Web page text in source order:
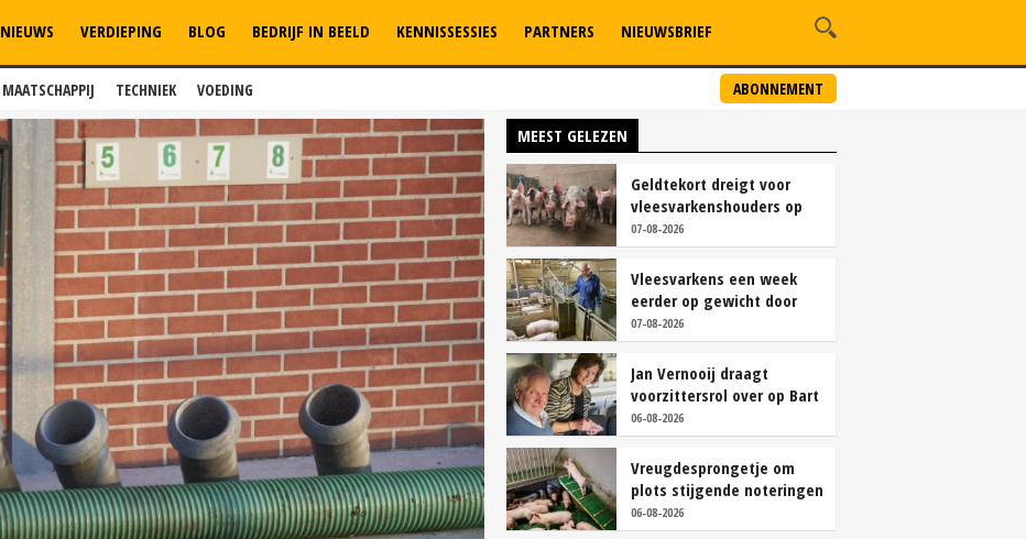
MAATSCHAPPIJ TECHNIEK VOEDING ABONNEMENT
NIEUWS VERDIEPING BLOG BEDRIJF IN BEELD KENNISSESSIES PARTNERS NIEUWSBRIEF
MEEST GELEZEN
Geldtekort dreigt voor
vleesvarkenshouders op
vrije markt
07-08-2026
Vleesvarkens een week
eerder op gewicht door
continu aanbod van
brijvoer
07-08-2026
Jan Vernooij draagt
voorzittersrol over op Bart
Camps
06-08-2026
Vreugdesprongetje om
plots stijgende noteringen
06-08-2026